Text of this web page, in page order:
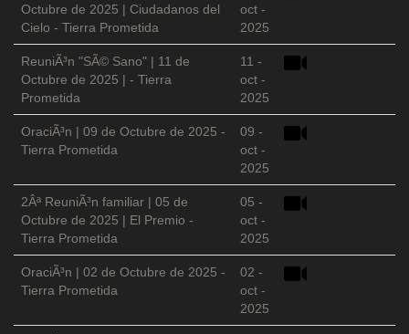
Octubre de 2025 | Ciudadanos del
Cielo - Tierra Prometida
oct -
2025
ReuniÃ³n "SÃ© Sano" | 11 de
Octubre de 2025 | - Tierra
Prometida
11 -
oct -
2025
OraciÃ³n | 09 de Octubre de 2025 -
Tierra Prometida
09 -
oct -
2025
2Âª ReuniÃ³n familiar | 05 de
Octubre de 2025 | El Premio -
Tierra Prometida
05 -
oct -
2025
OraciÃ³n | 02 de Octubre de 2025 -
Tierra Prometida
02 -
oct -
2025